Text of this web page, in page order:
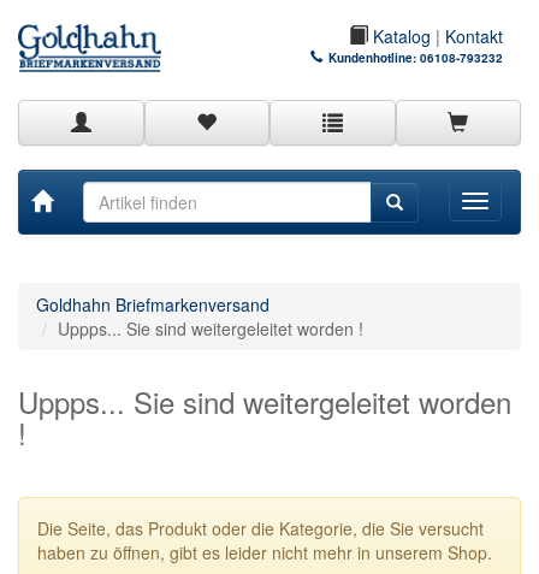
Katalog | Kontakt
Kundenhotline: 06108-793232
Toggle
Goldhahn Briefmarkenversand
Uppps... Sie sind weitergeleitet worden !
Uppps... Sie sind weitergeleitet worden
!
Die Seite, das Produkt oder die Kategorie, die Sie versucht
haben zu öffnen, gibt es leider nicht mehr in unserem Shop.